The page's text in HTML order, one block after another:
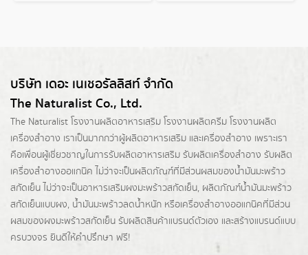
บริษัท เดอะ เนเชอรัลลิสท์ จำกัด
The Naturalist Co., Ltd.
The Naturalist โรงงานผลิตอาหารเสริม โรงงานผลิตครีม โรงงานผลิต
เครื่องสำอาง เราเป็นมากกว่าผู้ผลิตอาหารเสริม และเครื่องสำอาง เพราะเรา
คือเพื่อนผู้เชี่ยวชาญในการรับผลิตอาหารเสริม รับผลิตเครื่องสำอาง รับผลิต
เครื่องสำอางออแกนิค ไม่ว่าจะเป็นผลิตภัณฑ์ที่มีส่วนผสมของน้ำมันมะพร้าว
สกัดเย็น ไม่ว่าจะเป็นอาหารเสริมผงมะพร้าวสกัดเย็น, ผลิตภัณฑ์น้ำมันมะพร้าว
สกัดเย็นแบบผง, น้ำมันมะพร้าวลดน้ำหนัก หรือเครื่องสำอางออแกนิคที่มีส่วน
ผสมของผงมะพร้าวสกัดเย็น รับผลิตสินค้าแบรนด์ตัวเอง และสร้างแบรนด์แบบ
ครบวงจร ยินดีให้คำปรึกษา ฟรี!